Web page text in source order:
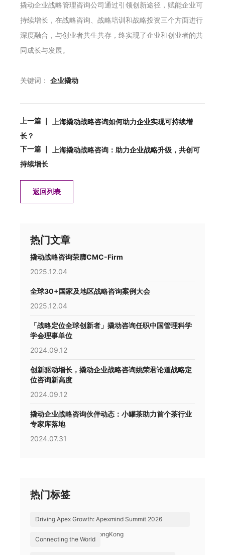
撬动企业战略管理咨询公司通过引领创新途径，赋能企业可
持续增长，在战略咨询、战略培训和战略投资三个方面进行
深度融合，与创业者共生共存，终实现了企业和创业者的共
同成长与发展。
关键词： 企业撬动
上一篇 ｜
上海撬动战略咨询如何助力企业实现可持续增
长？
下一篇 ｜
上海撬动战略咨询：助力企业战略升级，共创可
持续增长
返回列表
热门文章
撬动战略咨询荣膺CMC-Firm
2025.12.04
全球30+国家及地区战略咨询案例大会
2025.12.04
「战略定位全球创新者」撬动咨询任职中国管理科学
学会理事单位
2024.09.12
创新驱动增长，撬动企业战略咨询姚荣君论道战略定
位咨询新高度
2024.09.12
撬动企业战略咨询伙伴动态：小罐茶助力首个茶行业
专家库落地
2024.07.31
热门标签
Driving Apex Growth: Apexmind Summit 2026
Successfully Held in HongKong
Connecting the World